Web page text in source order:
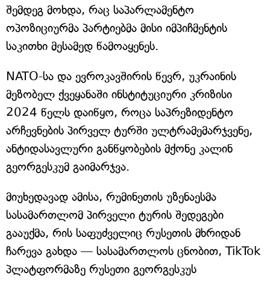
შემდეგ მოხდა, რაც საპარლამენტო
ოპოზიციურმა პარტიებმა მისი იმპიჩმენტის
საკითხი მესამედ წამოაყენეს.
NATO-სა და ევროკავშირის წევრ, უკრაინის
მეზობელ ქვეყანაში ინსტიტუციური კრიზისი
2024 წელს დაიწყო, როცა საპრეზიდენტო
არჩევნების პირველ ტურში ულტრამემარჯვენე,
ანტიდასავლური განწყობების მქონე კალინ
გეორგესკუმ გაიმარჯვა.
მიუხედავად ამისა, რუმინეთის უზენაესმა
სასამართლომ პირველი ტურის შედეგები
გააუქმა, რის საფუძველიც რუსეთის მხრიდან
ჩარევა გახდა — სასამართლოს ცნობით, TikTok
პლატფორმაზე რუსეთი გეორგესკუს